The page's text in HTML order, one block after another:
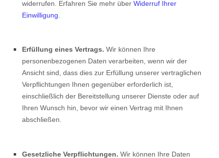
widerrufen. Erfahren Sie mehr über Widerruf Ihrer
Einwilligung
Erfüllung eines Vertrags. Wir können Ihre
personenbezogenen Daten verarbeiten, wenn wir der
Ansicht sind, dass dies zur Erfüllung unserer vertraglichen
Verpflichtungen Ihnen gegenüber erforderlich ist,
einschließlich der Bereitstellung unserer Dienste oder auf
Ihren Wunsch hin, bevor wir einen Vertrag mit Ihnen
abschließen.
Gesetzliche Verpflichtungen. Wir können Ihre Daten